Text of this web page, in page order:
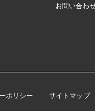
お問い合わ
ポリシー サイトマップ